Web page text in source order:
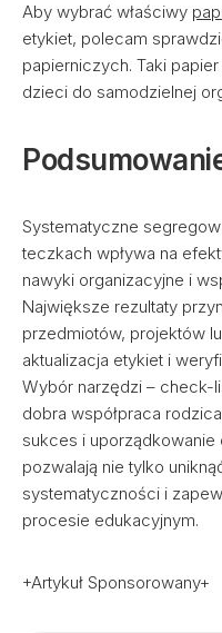
Aby wybrać właściwy
etykiet, polecam
papierniczych. Taki
dzieci do samodzielnej
Systematyczne
teczkach wpływa na
nawyki organizacyjne i
Największe rezultaty
przedmiotów, projektów
aktualizacja etykiet i
Wybór narzędzi – check-
dobra współpraca
sukces i uporządkowanie
pozwalają nie tylko
systematyczności i
procesie edukacyjnym.
+Artykuł Sponsorowany+